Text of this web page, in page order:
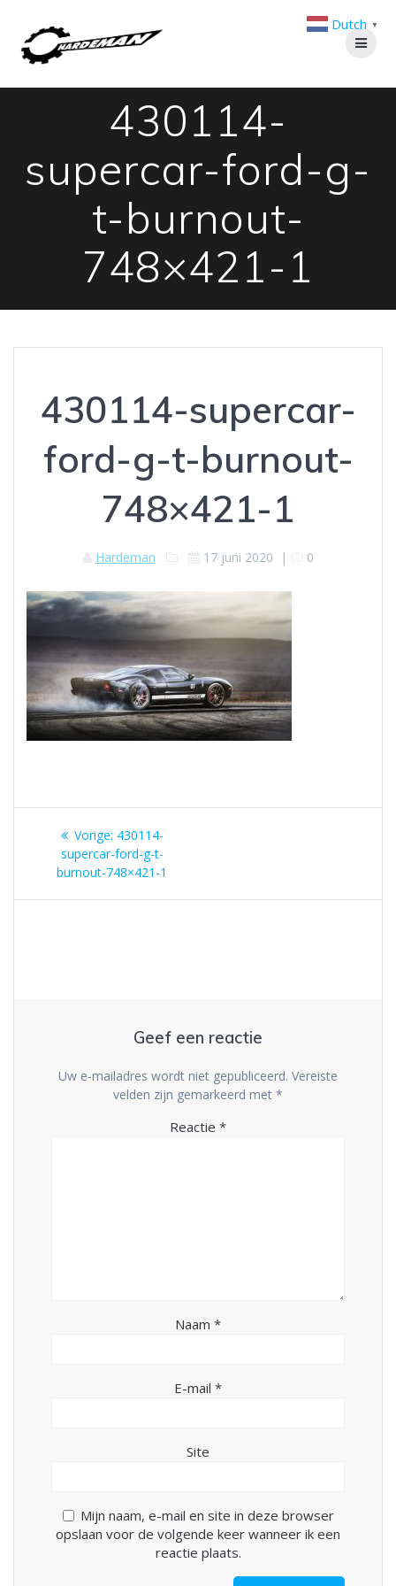
430114-
supercar-ford-g-
t-burnout-
748×421-1
430114-supercar-
ford-g-t-burnout-
748×421-1
Hardeman 17 juni 2020 | 0
Berichtnavigatie
Vorige: Vorig
bericht:
430114-
supercar-ford-g-t-
burnout-748×421-1
Geef een reactie
Uw e-mailadres wordt niet gepubliceerd. Vereiste
velden zijn gemarkeerd met *
Reactie *
Naam *
E-mail *
Site
Mijn naam, e-mail en site in deze browser
opslaan voor de volgende keer wanneer ik een
reactie plaats.
Dutch ▼